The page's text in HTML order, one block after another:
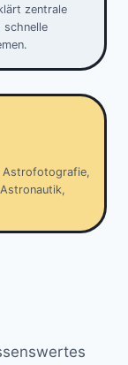
zentrale
schnelle
Astrofotografie,